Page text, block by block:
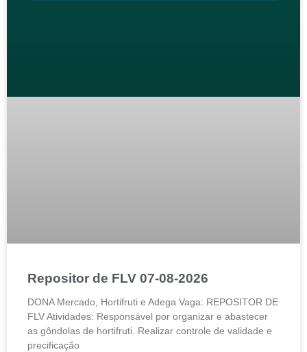
Repositor de FLV 07-08-2026
DONA Mercado, Hortifruti e Adega Vaga: REPOSITOR DE
FLV Atividades: Responsável por organizar e abastecer
as gôndolas de hortifruti. Realizar controle de validade e
precificação